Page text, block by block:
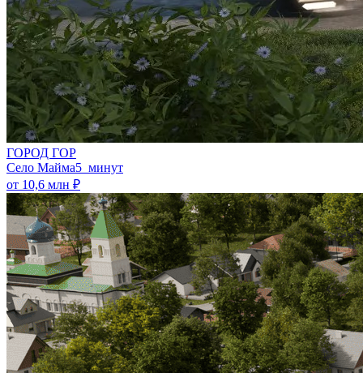
ГОРОД ГОР
Село Майма5 минут
от 10,6 млн ₽